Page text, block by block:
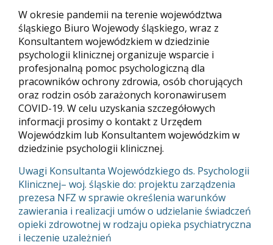
W okresie pandemii na terenie województwa
śląskiego Biuro Wojewody śląskiego, wraz z
Konsultantem wojewódzkiem w dziedzinie
psychologii klinicznej organizuje wsparcie i
profesjonalną pomoc psychologiczną dla
pracowników ochrony zdrowia, osób chorujących
oraz rodzin osób zarażonych koronawirusem
COVID-19. W celu uzyskania szczegółowych
informacji prosimy o kontakt z Urzędem
Wojewódzkim lub Konsultantem wojewódzkim w
dziedzinie psychologii klinicznej.
Uwagi Konsultanta Wojewódzkiego ds. Psychologii
Klinicznej– woj. śląskie do: projektu zarządzenia
prezesa NFZ w sprawie określenia warunków
zawierania i realizacji umów o udzielanie świadczeń
opieki zdrowotnej w rodzaju opieka psychiatryczna
i leczenie uzależnień